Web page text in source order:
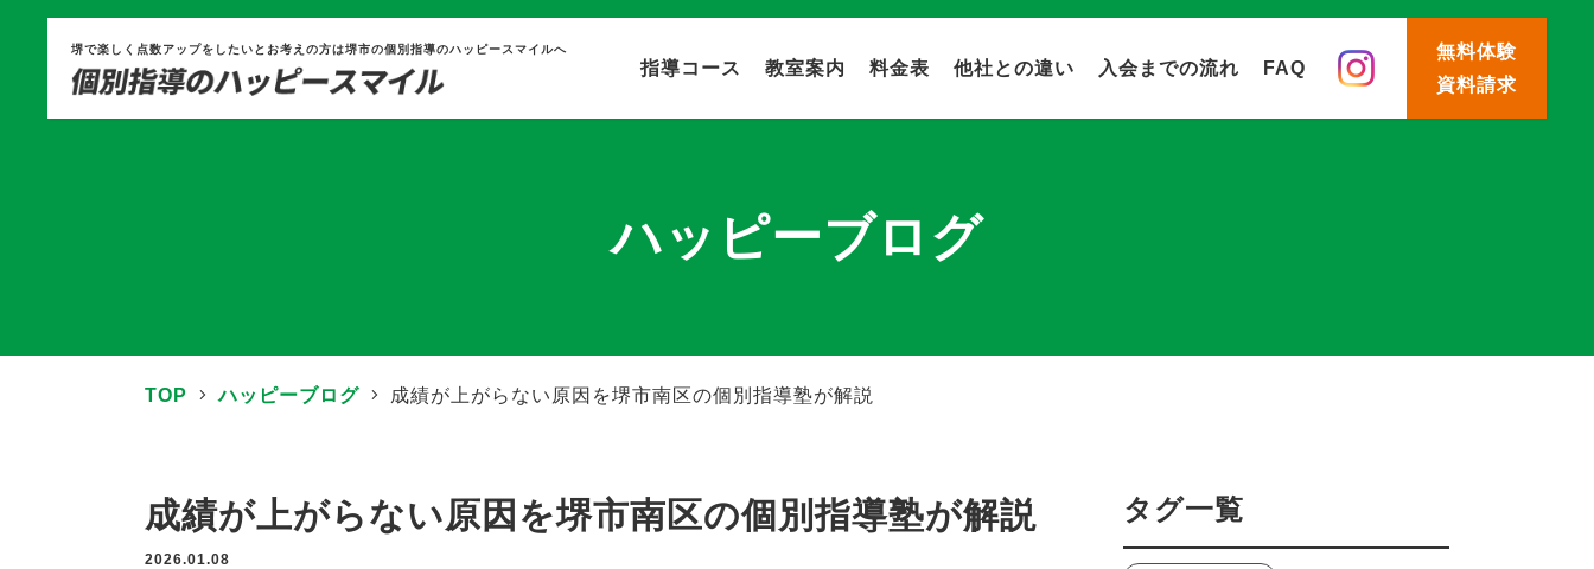
堺で楽しく点数アップをしたいとお考えの方は堺市の個別指導のハッピースマイルへ
指導コース 教室案内 料金表 他社との違い 入会までの流れ FAQ
無料体験
資料請求
ハッピーブログ
TOP ハッピーブログ 成績が上がらない原因を堺市南区の個別指導塾が解説
成績が上がらない原因を堺市南区の個別指導塾が解説
2026.01.08
タグ一覧